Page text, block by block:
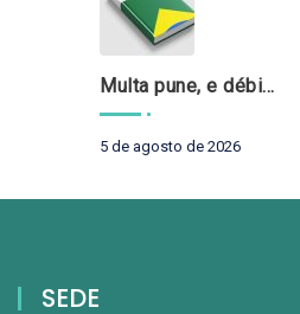
Multa pune, e débito recompõe. § 3º do art. 71 da Constituição: um problema de legística formal
5 de agosto de 2026
SEDE